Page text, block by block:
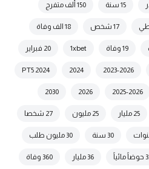
15 سنة 150 ألف متفرج
17 شخص 18 الف وفاة
19 وفاة 1xbet 20 فبراير
2023-2026
2024
2024 PT5
2025-2026
2026
2030
25 مليار 25 مليون 27 شخصا
30 سنة 30 مليون طلب
36 مليار 360 وفاة